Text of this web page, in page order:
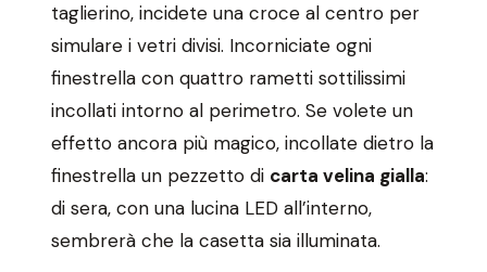
taglierino, incidete una croce al centro per
simulare i vetri divisi. Incorniciate ogni
finestrella con quattro rametti sottilissimi
incollati intorno al perimetro. Se volete un
effetto ancora più magico, incollate dietro la
finestrella un pezzetto di carta velina gialla:
di sera, con una lucina LED all’interno,
sembrerà che la casetta sia illuminata.